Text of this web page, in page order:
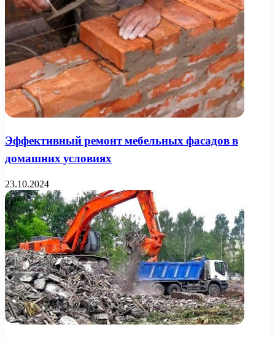
Эффективный ремонт мебельных фасадов в
домашних условиях
23.10.2024